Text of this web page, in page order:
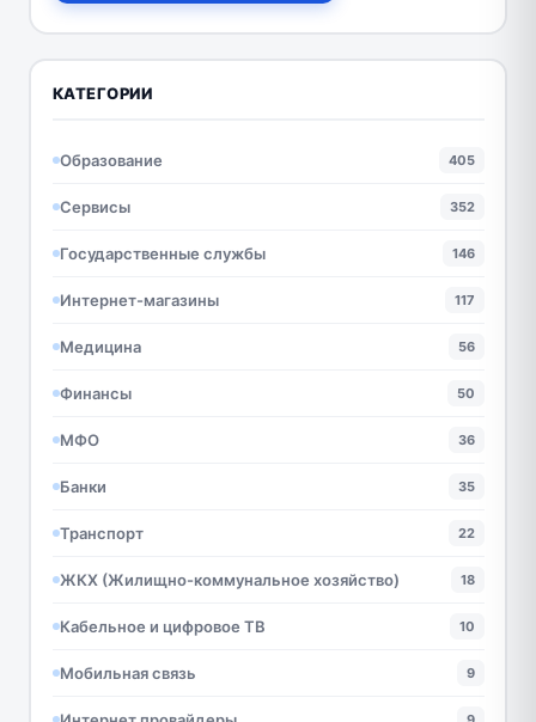
КАТЕГОРИИ
Образование 405
Сервисы 352
Государственные службы 146
Интернет-магазины 117
Медицина 56
Финансы 50
МФО 36
Банки 35
Транспорт 22
ЖКХ (Жилищно-коммунальное хозяйство) 18
Кабельное и цифровое ТВ 10
Мобильная связь 9